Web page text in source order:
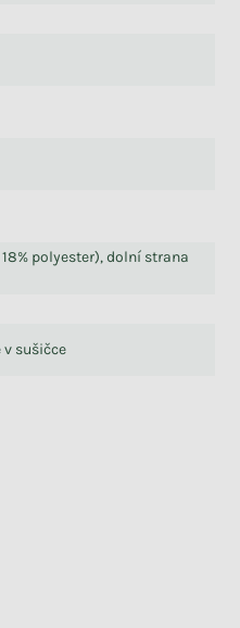
polyester), dolní strana
v sušičce